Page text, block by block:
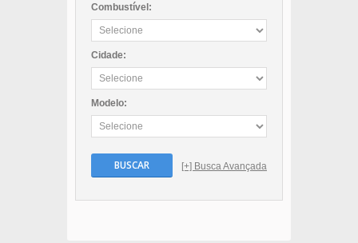
Combustível:
Cidade:
Modelo:
BUSCAR [+] Busca Avançada